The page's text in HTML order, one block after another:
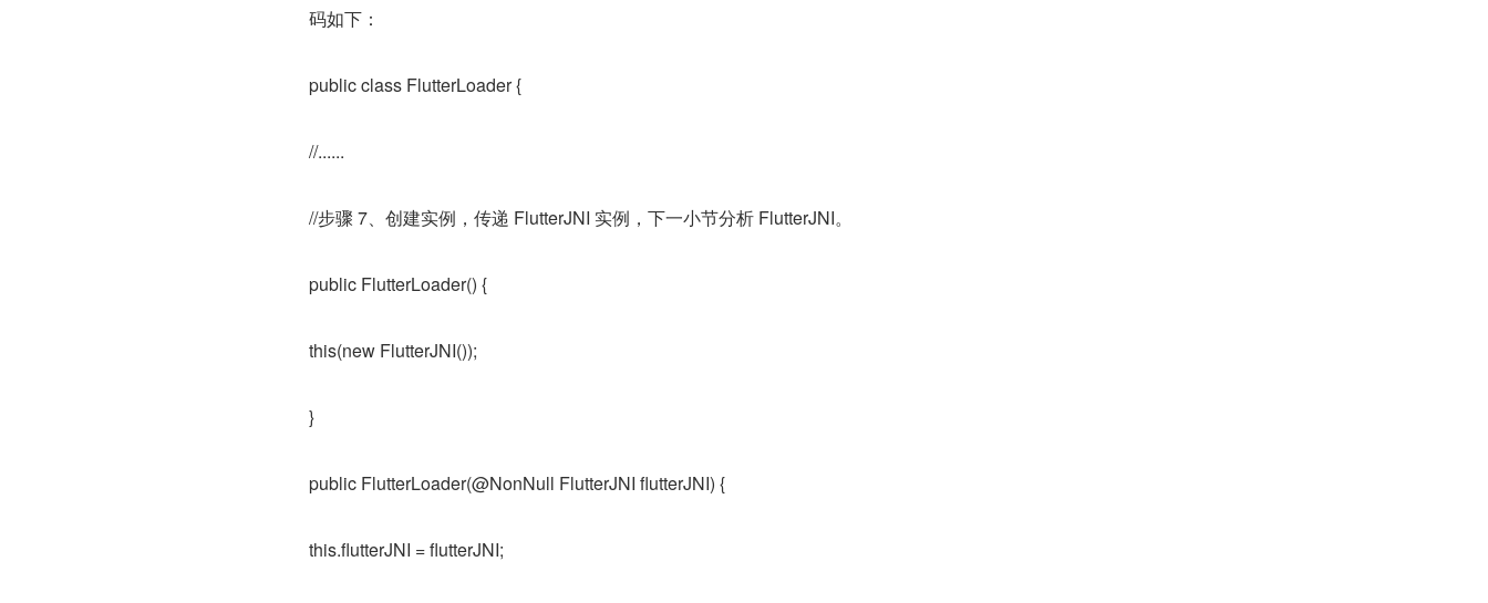
码如下：
public class FlutterLoader {
//......
//步骤 7、创建实例，传递 FlutterJNI 实例，下一小节分析 FlutterJNI。
public FlutterLoader() {
this(new FlutterJNI());
}
public FlutterLoader(@NonNull FlutterJNI flutterJNI) {
this.flutterJNI = flutterJNI;